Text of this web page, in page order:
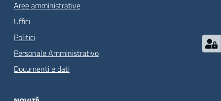
Aree amministrative
Uffici
Politici
Personale Amministrativo
Documenti e dati